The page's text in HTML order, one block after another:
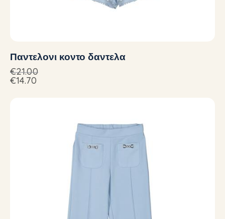
Παντελονι κοντο δαντελα
€21.00
€14.70